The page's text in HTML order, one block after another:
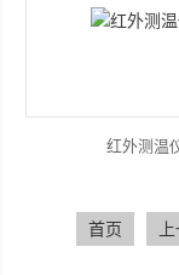
红外测温
首页